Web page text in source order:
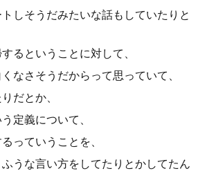
しそうだみたいな話もしていたりと
るということに対して、
なさそうだからって思っていて、
だとか、
定義について、
っていうことを、
うな言い方をしてたりとかしてたん